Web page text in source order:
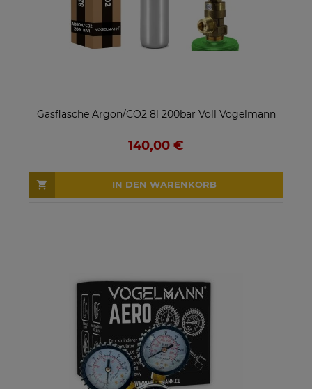
Gasflasche Argon/CO2 8l 200bar Voll Vogelmann
140,00 €
IN DEN WARENKORB